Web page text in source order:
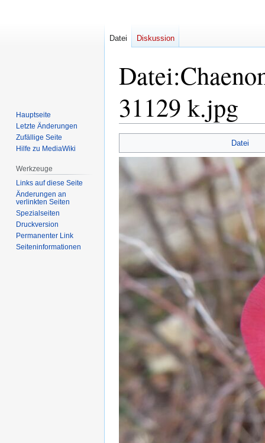
Datei:
31129 k.jpg
Navigation
springen
Suche
springen
Datei
Datei Diskussion
Hauptseite
Letzte Änderungen
Zufällige Seite
Hilfe zu MediaWiki
Werkzeuge
Links auf diese Seite
Änderungen an
verlinkten Seiten
Spezialseiten
Druckversion
Permanenter Link
Seiten­informationen